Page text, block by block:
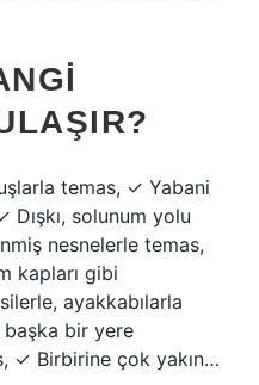
temas, ✓ Yabani
solunum yolu
nesnelerle temas,
kapları gibi
ayakkabılarla
bir yere
✓ Birbirine çok yakın…